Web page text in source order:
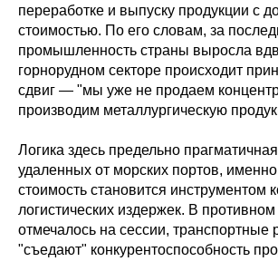
переработке и выпуску продукции с
стоимостью. По его словам, за
промышленность страны выросла
горнорудном секторе происходит
сдвиг — "мы уже не продаем
производим металлургическую
Логика здесь предельно
удаленных от морских портов,
стоимость становится инструментом
логистических издержек. В противном
отмечалось на сессии, транспортные
"съедают" конкурентоспособность